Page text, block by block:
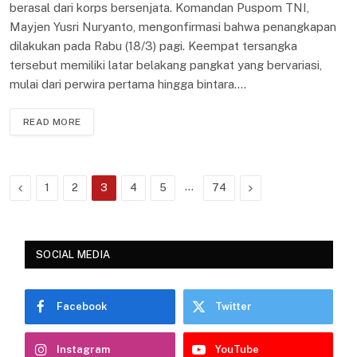
berasal dari korps bersenjata. Komandan Puspom TNI,
Mayjen Yusri Nuryanto, mengonfirmasi bahwa penangkapan
dilakukan pada Rabu (18/3) pagi. Keempat tersangka
tersebut memiliki latar belakang pangkat yang bervariasi,
mulai dari perwira pertama hingga bintara.…
READ MORE
Previous
1 2 3 4 5 … 74 Next
SOCIAL MEDIA
Facebook Twitter
Instagram YouTube